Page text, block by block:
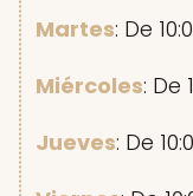
Martes: De
Miércoles: De
Jueves: De